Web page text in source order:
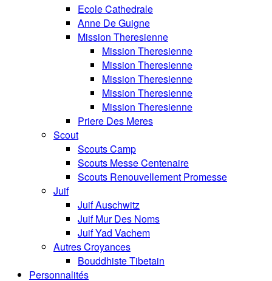
Ecole Cathedrale
Anne De Guigne
Mission Theresienne
Mission Theresienne
Mission Theresienne
Mission Theresienne
Mission Theresienne
Mission Theresienne
Priere Des Meres
Scout
Scouts Camp
Scouts Messe Centenaire
Scouts Renouvellement Promesse
Juif
Juif Auschwitz
Juif Mur Des Noms
Juif Yad Vachem
Autres Croyances
Bouddhiste Tibetain
Personnalités